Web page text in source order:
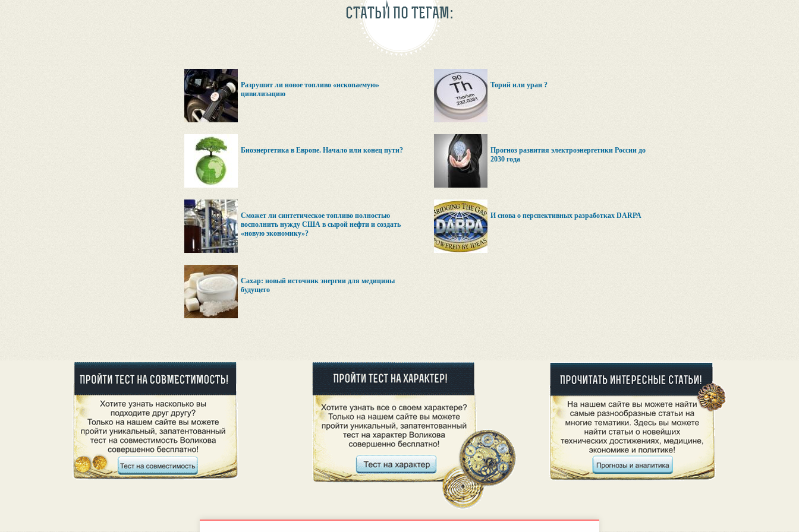
СТАТЬИ ПО ТЕГАМ:
Разрушит ли новое топливо «ископаемую»
цивилизацию
Торий или уран ?
Биоэнергетика в Европе. Начало или конец пути?
Прогноз развития электроэнергетики России до
2030 года
Сможет ли синтетическое топливо полностью
восполнить нужду США в сырой нефти и создать
«новую экономику»?
И снова о перспективных разработках DARPA
Сахар: новый источник энергии для медицины
будущего